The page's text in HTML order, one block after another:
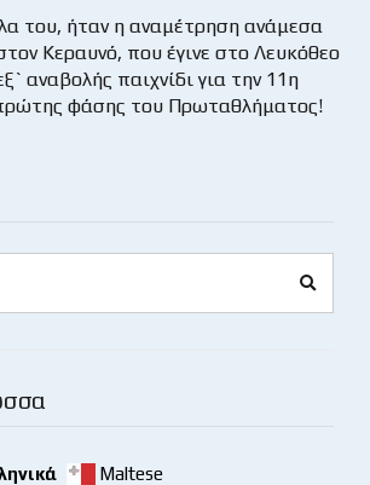
Maltese
του, ήταν η αναμέτρηση ανάμεσα
Κεραυνό, που έγινε στο Λευκόθεο
αναβολής παιχνίδι για την 11η
φάσης του Πρωταθλήματος!